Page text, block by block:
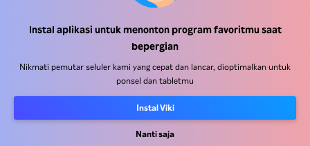
Instal aplikasi untuk menonton program favoritmu saat
bepergian
Nikmati pemutar seluler kami yang cepat dan lancar, dioptimalkan untuk
ponsel dan tabletmu
Instal Viki
Nanti saja
Pusat Pers
Kebijakan Privasi